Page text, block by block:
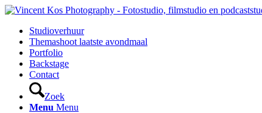
Studioverhuur
Themashoot laatste avondmaal
Portfolio
Backstage
Contact
Zoek
Menu Menu